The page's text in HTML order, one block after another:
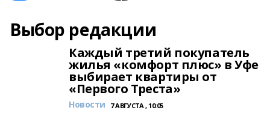
Выбор редакции
Каждый третий покупатель
жилья «комфорт плюс» в Уфе
выбирает квартиры от
«Первого Треста»
Новости 7 АВГУСТА , 10:05